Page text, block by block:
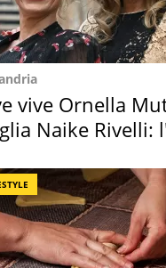
vive Ornella
Naike Rivelli: